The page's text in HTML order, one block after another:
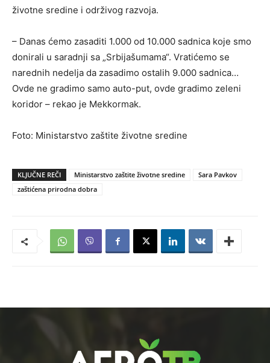
životne sredine i održivog razvoja.
– Danas ćemo zasaditi 1.000 od 10.000 sadnica koje smo
donirali u saradnji sa „Srbijašumama“. Vratićemo se
narednih nedelja da zasadimo ostalih 9.000 sadnica…
Ovde ne gradimo samo auto-put, ovde gradimo zeleni
koridor – rekao je Mekkormak.
Foto: Ministarstvo zaštite životne sredine
KLJUČNE REČI Ministarstvo zaštite životne sredine
Sara Pavkov
zaštićena prirodna dobra